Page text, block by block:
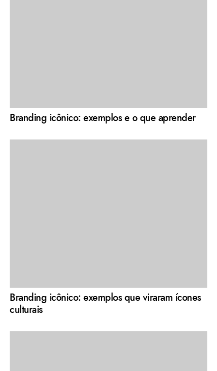
Branding icônico: exemplos e o que aprender
Branding icônico: exemplos que viraram ícones
culturais